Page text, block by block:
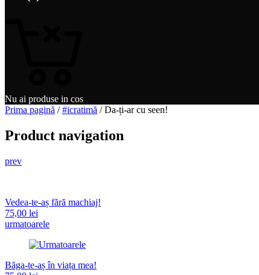
Nu ai produse in cos
Prima pagină /#icratimă / Da-ți-ar cu seen!
Product navigation
prev
Vedea-te-aș fără machiaj!
75,00 lei
urmatoarele
Băga-te-aș în viața mea!